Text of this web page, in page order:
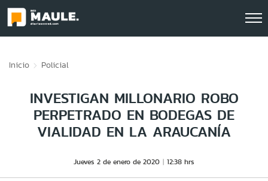
Inicio Policial
INVESTIGAN MILLONARIO ROBO
PERPETRADO EN BODEGAS DE
VIALIDAD EN LA ARAUCANÍA
Jueves 2 de enero de 2020 12:38 hrs